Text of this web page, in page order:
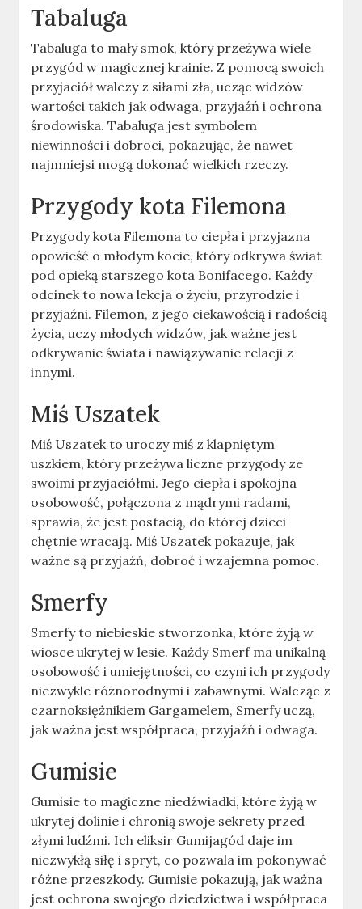
Tabaluga
Tabaluga to mały smok, który przeżywa wiele
przygód w magicznej krainie. Z pomocą swoich
przyjaciół walczy z siłami zła, ucząc widzów
wartości takich jak odwaga, przyjaźń i ochrona
środowiska. Tabaluga jest symbolem
niewinności i dobroci, pokazując, że nawet
najmniejsi mogą dokonać wielkich rzeczy.
Przygody kota Filemona
Przygody kota Filemona to ciepła i przyjazna
opowieść o młodym kocie, który odkrywa świat
pod opieką starszego kota Bonifacego. Każdy
odcinek to nowa lekcja o życiu, przyrodzie i
przyjaźni. Filemon, z jego ciekawością i radością
życia, uczy młodych widzów, jak ważne jest
odkrywanie świata i nawiązywanie relacji z
innymi.
Miś Uszatek
Miś Uszatek to uroczy miś z klapniętym
uszkiem, który przeżywa liczne przygody ze
swoimi przyjaciółmi. Jego ciepła i spokojna
osobowość, połączona z mądrymi radami,
sprawia, że jest postacią, do której dzieci
chętnie wracają. Miś Uszatek pokazuje, jak
ważne są przyjaźń, dobroć i wzajemna pomoc.
Smerfy
Smerfy to niebieskie stworzonka, które żyją w
wiosce ukrytej w lesie. Każdy Smerf ma unikalną
osobowość i umiejętności, co czyni ich przygody
niezwykle różnorodnymi i zabawnymi. Walcząc z
czarnoksiężnikiem Gargamelem, Smerfy uczą,
jak ważna jest współpraca, przyjaźń i odwaga.
Gumisie
Gumisie to magiczne niedźwiadki, które żyją w
ukrytej dolinie i chronią swoje sekrety przed
złymi ludźmi. Ich eliksir Gumijagód daje im
niezwykłą siłę i spryt, co pozwala im pokonywać
różne przeszkody. Gumisie pokazują, jak ważna
jest ochrona swojego dziedzictwa i współpraca